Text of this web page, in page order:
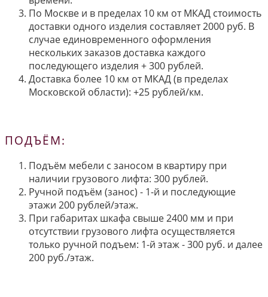
По Москве и в пределах 10 км от МКАД стоимость
доставки одного изделия составляет 2000 руб. В
случае единовременного оформления
нескольких заказов доставка каждого
последующего изделия + 300 рублей.
Доставка более 10 км от МКАД (в пределах
Московской области): +25 рублей/км.
ПОДЪЁМ:
Подъём мебели с заносом в квартиру при
наличии грузового лифта: 300 рублей.
Ручной подъём (занос) - 1-й и последующие
этажи 200 рублей/этаж.
При габаритах шкафа свыше 2400 мм и при
отсутствии грузового лифта осуществляется
только ручной подъем: 1-й этаж - 300 руб. и далее
200 руб./этаж.